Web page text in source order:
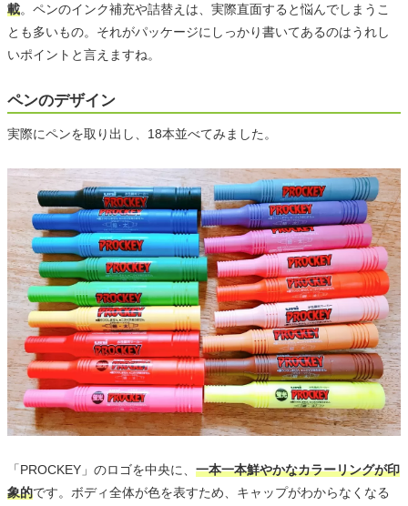
載。ペンのインク補充や詰替えは、実際直面すると悩んでしまうこ
とも多いもの。それがパッケージにしっかり書いてあるのはうれし
いポイントと言えますね。
ペンのデザイン
実際にペンを取り出し、18本並べてみました。
「PROCKEY」のロゴを中央に、 一本一本鮮やかなカラーリングが印
象的です。ボディ全体が色を表すため、キャップがわからなくなる